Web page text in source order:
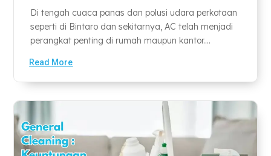
Di tengah cuaca panas dan polusi udara perkotaan
seperti di Bintaro dan sekitarnya, AC telah menjadi
perangkat penting di rumah maupun kantor....
Read More